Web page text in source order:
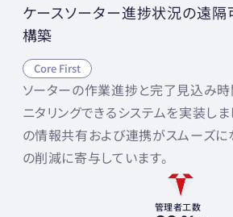
ケースソーター進捗状況の遠隔
構築
Core First
ソーターの作業進捗と完了見込み時
ニタリングできるシステムを実装し
の情報共有および連携がスムーズに
の削減に寄与しています。
管理者工数